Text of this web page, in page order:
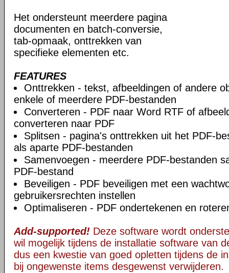
Het ondersteunt meerdere pagina
documenten en batch-conversie,
tab-opmaak, onttrekken van
specifieke elementen etc.
FEATURES
Onttrekken - tekst, afbeeldingen of andere
enkele of meerdere PDF-bestanden
Converteren - PDF naar Word RTF of
converteren naar PDF
Splitsen - pagina's onttrekken uit het PDF-
als aparte PDF-bestanden
Samenvoegen - meerdere PDF-bestanden
PDF-bestand
Beveiligen - PDF beveiligen met een
gebruikersrechten instellen
Optimaliseren - PDF ondertekenen en
Add-supported! Deze software wordt
wil mogelijk tijdens de installatie software van
dus een kwestie van goed opletten tijdens de
bij ongewenste items desgewenst verwijderen.